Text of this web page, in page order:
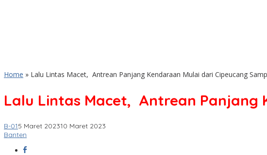
Home » Lalu Lintas Macet, Antrean Panjang Kendaraan Mulai dari Cipeucang
Lalu Lintas Macet, Antrean Panjang
B-015 Maret 202310 Maret 2023
Banten